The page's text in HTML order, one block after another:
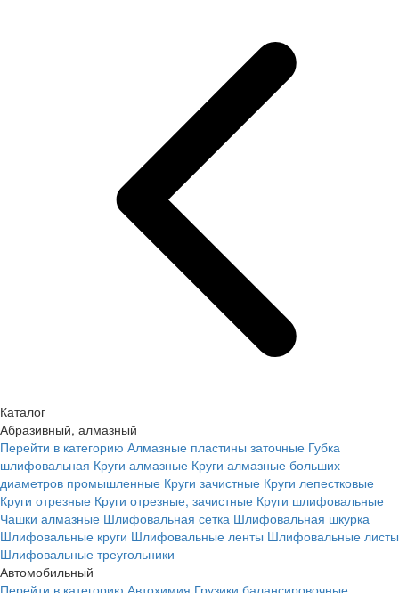
Каталог
Абразивный, алмазный
Перейти в категорию Алмазные пластины заточные Губка
шлифовальная Круги алмазные Круги алмазные больших
диаметров промышленные Круги зачистные Круги лепестковые
Круги отрезные Круги отрезные, зачистные Круги шлифовальные
Чашки алмазные Шлифовальная сетка Шлифовальная шкурка
Шлифовальные круги Шлифовальные ленты Шлифовальные листы
Шлифовальные треугольники
Автомобильный
Перейти в категорию Автохимия Грузики балансировочные